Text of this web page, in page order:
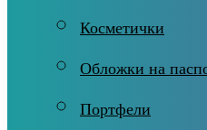
Косметички
Обложки на
Портфели